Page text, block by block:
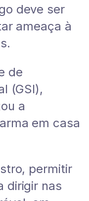
deve ser
ameaça à
de
(GSI),
a
em casa
permitir
dirigir nas